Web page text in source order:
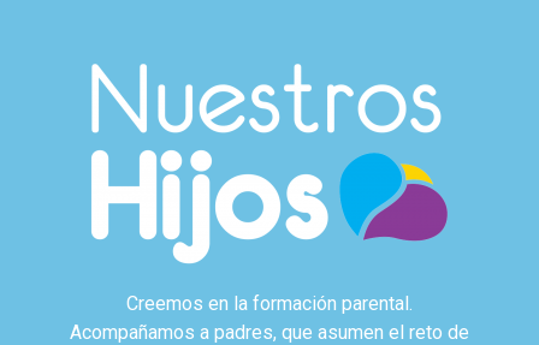
Creemos en la formación parental.
Acompañamos a padres, que asumen el reto de